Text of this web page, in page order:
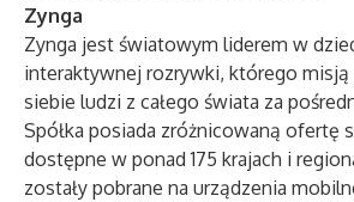
Zynga
Zynga jest światowym liderem w
interaktywnej rozrywki, którego misją
siebie ludzi z całego świata za
Spółka posiada zróżnicowaną ofertę
dostępne w ponad 175 krajach i
zostały pobrane na urządzenia